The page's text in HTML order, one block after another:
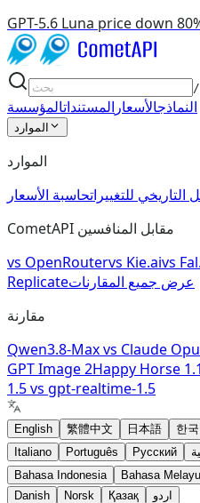
GPT-5.6 Luna price down
/
النماذجالأسعار المستنداتالمؤسسة
الموارد
الموارد
التاريخي للتغييراتحاسبة الأسعار
CometAPI مقابل المنافسين
vs OpenRoutervs Kie.aivs
Replicateعرض جميع المقارنات
مقارنة
Qwen3.8-Maxvs Claude
GPT Image 2Happy Horse 1.1
1.5vs gpt-realtime-1.5
English 繁體中文 日本語 한
Italiano
Português Русский
Bahasa Indonesia
Bahasa Melayu
Danish
Norsk Қазақ
اردو